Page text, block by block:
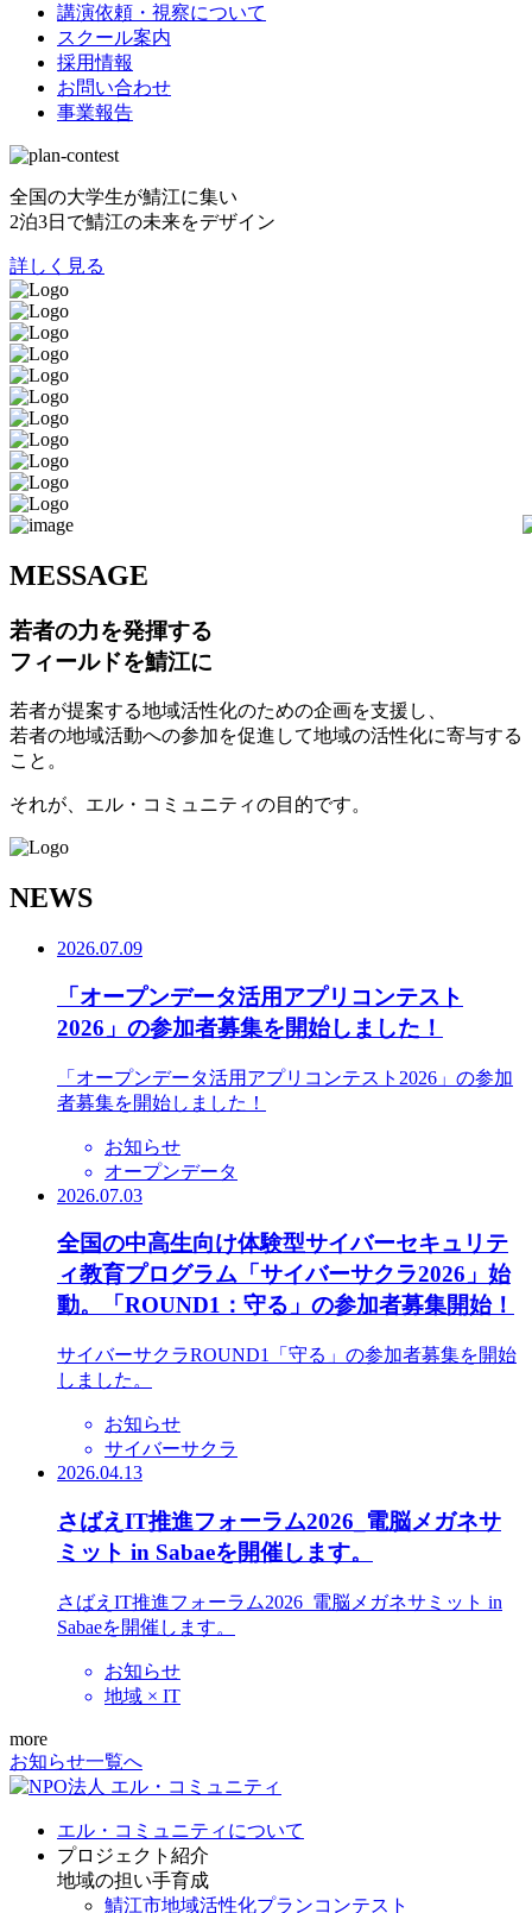
講演依頼・視察について
スクール案内
採用情報
お問い合わせ
事業報告
全国の大学生が鯖江に集い
2泊3日で鯖江の未来をデザイン
詳しく見る
MESSAGE
若者の力を発揮する
フィールドを鯖江に
若者が提案する地域活性化のための企画を支援し、
若者の地域活動への参加を促進して地域の活性化に寄与する
こと。
それが、エル・コミュニティの目的です。
NEWS
2026.07.09
「オープンデータ活用アプリコンテスト
2026」の参加者募集を開始しました！
「オープンデータ活用アプリコンテスト2026」の参加
者募集を開始しました！
お知らせ
オープンデータ
2026.07.03
全国の中高生向け体験型サイバーセキュリテ
ィ教育プログラム「サイバーサクラ2026」始
動。「ROUND1：守る」の参加者募集開始！
サイバーサクラROUND1「守る」の参加者募集を開始
しました。
お知らせ
サイバーサクラ
2026.04.13
さばえIT推進フォーラム2026_電脳メガネサ
ミット in Sabaeを開催します。
さばえIT推進フォーラム2026_電脳メガネサミット in
Sabaeを開催します。
お知らせ
地域 × IT
more
お知らせ一覧へ
エル・コミュニティについて
プロジェクト紹介
地域の担い手育成
鯖江市地域活性化プランコンテスト